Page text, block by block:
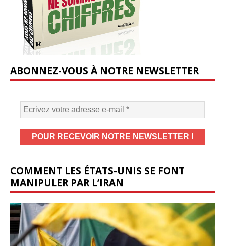
ABONNEZ-VOUS À NOTRE NEWSLETTER
COMMENT LES ÉTATS-UNIS SE FONT
MANIPULER PAR L’IRAN